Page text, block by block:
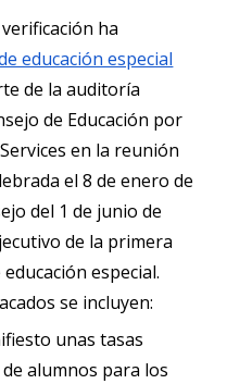
ha
educación especial
de la auditoría
de Educación por
en la reunión
el 8 de enero de
del 1 de junio de
de la primera
especial.
se incluyen:
unas tasas
alumnos para los